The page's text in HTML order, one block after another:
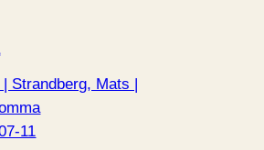
| Strandberg, Mats |
11